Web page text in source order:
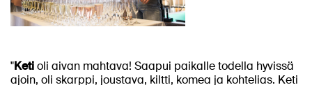
"Ketioli aivan mahtava! Saapui paikalle todella hyvissä
ajoin, oli skarppi, joustava, kiltti, komea ja kohtelias. Keti